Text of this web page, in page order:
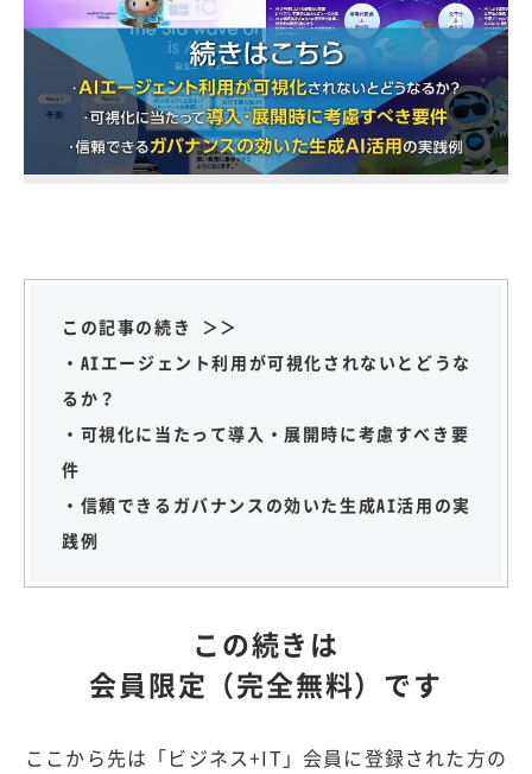
この記事の続き ＞＞
・AIエージェント利用が可視化されないとどうな
るか？
・可視化に当たって導入・展開時に考慮すべき要
件
・信頼できるガバナンスの効いた生成AI活用の実
践例
この続きは
会員限定（完全無料）です
ここから先は「ビジネス+IT」会員に登録された方の